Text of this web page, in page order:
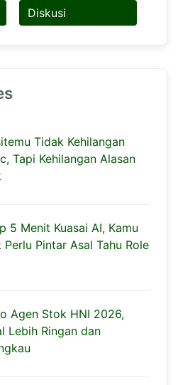
Diskusi
Tidak Kehilangan
Tapi Kehilangan Alasan
5 Menit Kuasai AI, Kamu
Perlu Pintar Asal Tahu Role
Agen Stok HNI 2026,
Lebih Ringan dan